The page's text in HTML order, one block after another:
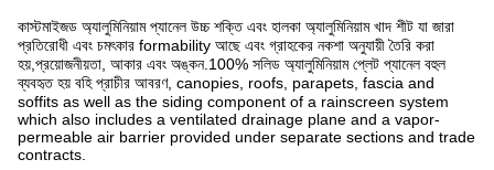
কাস্টমাইজড অ্যালুমিনিয়াম প্যানেল উচ্চ শক্তি এবং হালকা অ্যালুমিনিয়াম খাদ শীট যা জারা
প্রতিরোধী এবং চমৎকার formability আছে এবং গ্রাহকের নকশা অনুযায়ী তৈরি করা
হয়,প্রয়োজনীয়তা, আকার এবং অঙ্কন.100% সলিড অ্যালুমিনিয়াম প্লেট প্যানেল বহুল
ব্যবহৃত হয় বহি প্রাচীর আবরণ, canopies, roofs, parapets, fascia and
soffits as well as the siding component of a rainscreen system
which also includes a ventilated drainage plane and a vapor-
permeable air barrier provided under separate sections and trade
contracts.